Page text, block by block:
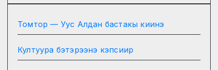
Томтор — Уус Алдан бастакы киинэ
Култуура бэтэрээнэ кэпсиир